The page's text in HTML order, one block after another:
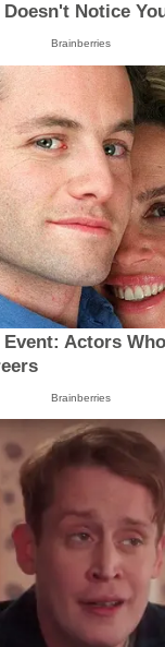
Notice
Brainberries
Actors
Brainberries